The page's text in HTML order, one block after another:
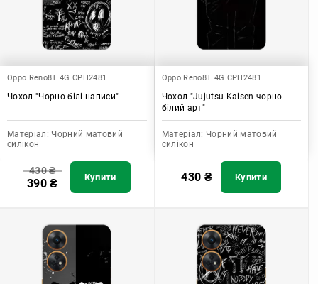
Oppo Reno8T 4G CPH2481
Чохол "Чорно-білі написи"
Матеріал: Чорний матовий
силікон
430₴
390₴ Купити
Oppo Reno8T 4G CPH2481
Чохол "Jujutsu Kaisen чорно-
білий арт"
Матеріал: Чорний матовий
силікон
430 ₴ Купити